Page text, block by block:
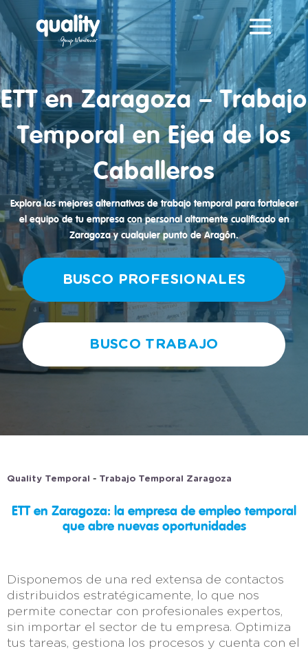
Reproductor
de
vídeo
ETT en Zaragoza – Trabajo
Temporal en Ejea de los
Caballeros
Explora las mejores alternativas de trabajo temporal para fortalecer
el equipo de tu empresa con personal altamente cualificado en
Zaragoza y cualquier punto de Aragón.
BUSCO PROFESIONALES
BUSCO TRABAJO
Quality Temporal - Trabajo Temporal Zaragoza
ETT en Zaragoza: la empresa de empleo temporal
que abre nuevas oportunidades
Disponemos de una red extensa de contactos
distribuidos estratégicamente, lo que nos
permite conectar con profesionales expertos,
sin importar el sector de tu empresa. Optimiza
tus tareas, gestiona los procesos y cuenta con el